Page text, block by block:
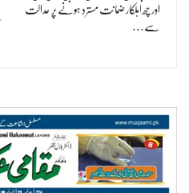
اور چھ اہلکار ضمانت مسترد ہونے پر عدالت
سے…